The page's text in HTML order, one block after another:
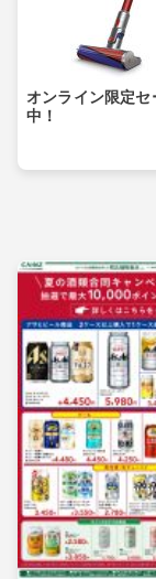
オンライン限定セ
中！